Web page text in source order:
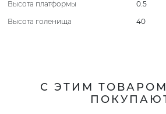
Высота платформы
0.5
Высота голенища
40
С ЭТИМ